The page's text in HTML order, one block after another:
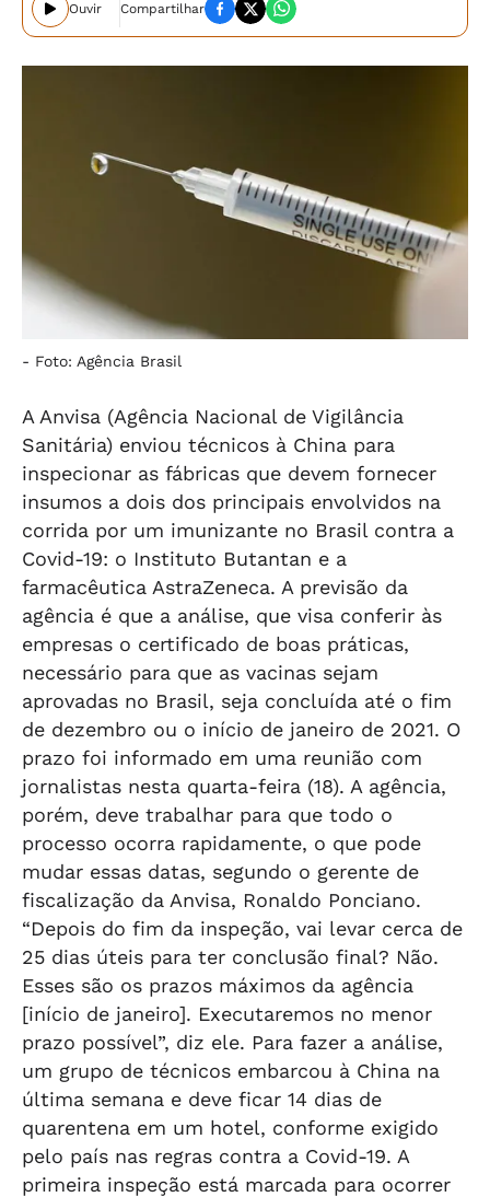
Ouvir Compartilhar
- Foto: Agência Brasil
A Anvisa (Agência Nacional de Vigilância
Sanitária) enviou técnicos à China para
inspecionar as fábricas que devem fornecer
insumos a dois dos principais envolvidos na
corrida por um imunizante no Brasil contra a
Covid-19: o Instituto Butantan e a
farmacêutica AstraZeneca. A previsão da
agência é que a análise, que visa conferir às
empresas o certificado de boas práticas,
necessário para que as vacinas sejam
aprovadas no Brasil, seja concluída até o fim
de dezembro ou o início de janeiro de 2021. O
prazo foi informado em uma reunião com
jornalistas nesta quarta-feira (18). A agência,
porém, deve trabalhar para que todo o
processo ocorra rapidamente, o que pode
mudar essas datas, segundo o gerente de
fiscalização da Anvisa, Ronaldo Ponciano.
“Depois do fim da inspeção, vai levar cerca de
25 dias úteis para ter conclusão final? Não.
Esses são os prazos máximos da agência
[início de janeiro]. Executaremos no menor
prazo possível”, diz ele. Para fazer a análise,
um grupo de técnicos embarcou à China na
última semana e deve ficar 14 dias de
quarentena em um hotel, conforme exigido
pelo país nas regras contra a Covid-19. A
primeira inspeção está marcada para ocorrer